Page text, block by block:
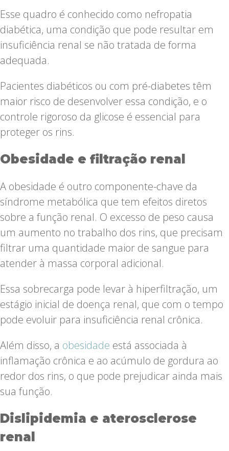
Esse quadro é conhecido como nefropatia
diabética, uma condição que pode resultar em
insuficiência renal se não tratada de forma
adequada.
Pacientes diabéticos ou com pré-diabetes têm
maior risco de desenvolver essa condição, e o
controle rigoroso da glicose é essencial para
proteger os rins.
Obesidade e filtração renal
A obesidade é outro componente-chave da
síndrome metabólica que tem efeitos diretos
sobre a função renal. O excesso de peso causa
um aumento no trabalho dos rins, que precisam
filtrar uma quantidade maior de sangue para
atender à massa corporal adicional.
Essa sobrecarga pode levar à hiperfiltração, um
estágio inicial de doença renal, que com o tempo
pode evoluir para insuficiência renal crônica.
Além disso, a obesidade está associada à
inflamação crônica e ao acúmulo de gordura ao
redor dos rins, o que pode prejudicar ainda mais
sua função.
Dislipidemia e aterosclerose
renal